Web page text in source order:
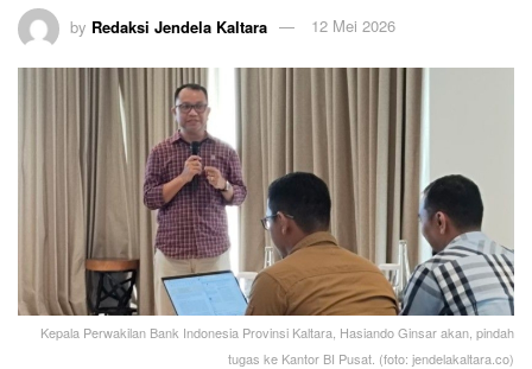
by Redaksi Jendela Kaltara 12 Mei 2026
Kepala Perwakilan Bank Indonesia Provinsi Kaltara, Hasiando Ginsar akan, pindah
tugas ke Kantor BI Pusat. (foto: jendelakaltara.co)